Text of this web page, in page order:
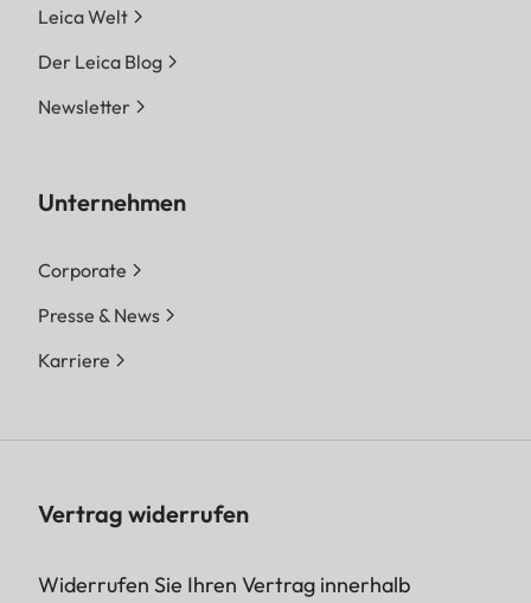
Leica Welt
Der Leica Blog
Newsletter
Unternehmen
Corporate
Presse & News
Karriere
Vertrag widerrufen
Widerrufen Sie Ihren Vertrag innerhalb